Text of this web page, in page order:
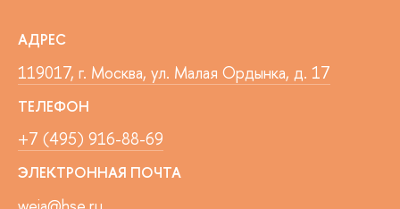
АДРЕС
119017, г. Москва, ул. Малая Ордынка, д. 17
ТЕЛЕФОН
+7 (495) 916-88-69
ЭЛЕКТРОННАЯ ПОЧТА